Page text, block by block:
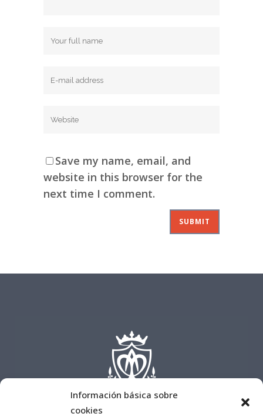
Información básica sobre
cookies
Save my name, email, and
website in this browser for the
next time I comment.